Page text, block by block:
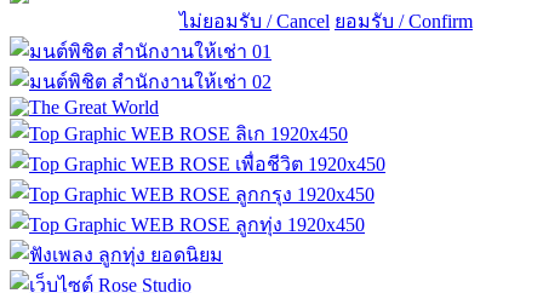
ไม่ยอมรับ / Cancel ยอมรับ / Confirm